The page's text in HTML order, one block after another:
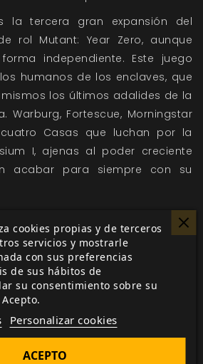
la tercera gran expansión del
rol Mutant: Year Zero, aunque
independiente. Este juego
humanos de los enclaves, que
los últimos adalides de la
Warburg, Fortescue, Morningstar
Casas que luchan por la
I, ajenas al poder creciente
acabar para siempre con su
crear y jugar con humanos del
sus redes de contactos con
Este libro contiene todas
para jugar.
de Elysium I, la madre de
de Campos Elíseos. Incluye un
cookies propias y de terceros
servicios y mostrarle
con sus preferencias
de sus hábitos de
su consentimiento sobre su
Personalizar cookies
ACEPTO